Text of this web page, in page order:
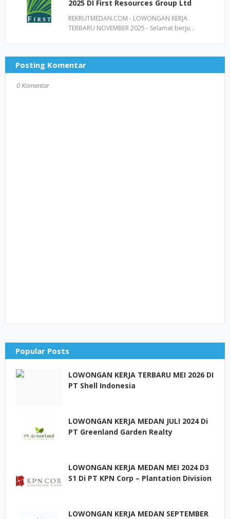
2025 DI First Resources Group Ltd
REKRUTMEDAN.COM - LOWONGAN KERJA
TERBARU NOVEMBER 2025 - Selamat berju…
Posting Komentar
0 Komentar
Popular Posts
LOWONGAN KERJA TERBARU MEI 2026 DI
PT Shell Indonesia
LOWONGAN KERJA MEDAN JULI 2024 Di
PT Greenland Garden Realty
LOWONGAN KERJA MEDAN MEI 2024 D3
S1 Di PT KPN Corp – Plantation Division
LOWONGAN KERJA MEDAN SEPTEMBER